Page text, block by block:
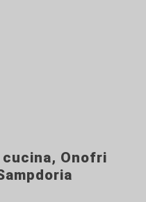
Onofri